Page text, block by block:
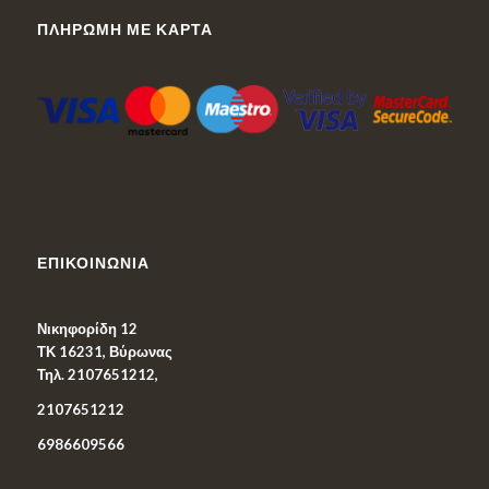
ΠΛΗΡΩΜΉ ΜΕ ΚΆΡΤΑ
ΕΠΙΚΟΙΝΩΝΊΑ
Νικηφορίδη 12
ΤΚ 16231, Βύρωνας
Τηλ. 2107651212,
2107651212
6986609566